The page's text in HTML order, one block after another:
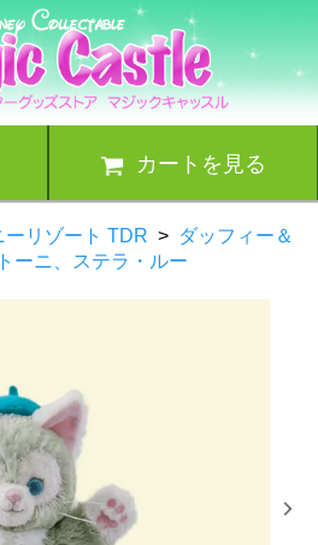
カートを見る
ーリゾート TDR > ダッフィー＆
ーニ、ステラ・ルー